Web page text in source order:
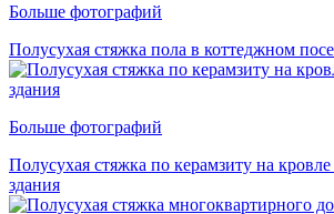
Больше фотографий
Полусухая стяжка пола в коттеджном
Больше фотографий
Полусухая стяжка по керамзиту на
здания